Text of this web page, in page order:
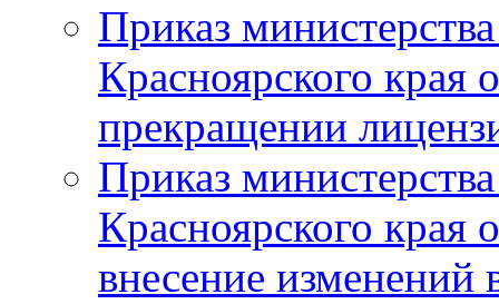
Приказ
Красноярского
прекращении
Приказ
Красноярского
внесение изменений